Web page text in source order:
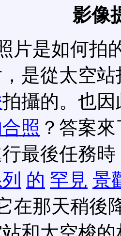
影像
片是如何拍
是從太空
拍攝的。也
照 ？答案
最後任務
的 罕見 景
在那天稍後